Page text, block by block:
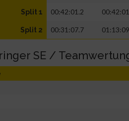
Split 1 00:42:01.2
Split 2 00:31:07.7
SE /